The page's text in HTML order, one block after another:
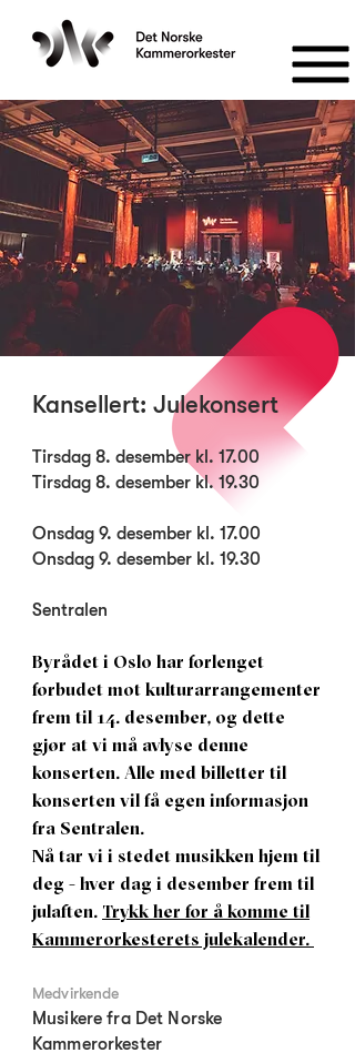
Kansellert: Julekonsert
Tirsdag 8. desember kl. 17.00
Tirsdag 8. desember kl. 19.30
Onsdag 9. desember kl. 17.00
Onsdag 9. desember kl. 19.30
Sentralen
Byrådet i Oslo har forlenget
forbudet mot kulturarrangementer
frem til 14. desember, og dette
gjør at vi må avlyse denne
konserten. Alle med billetter til
konserten vil få egen informasjon
fra Sentralen.
Nå tar vi i stedet musikken hjem til
deg - hver dag i desember frem til
julaften. Trykk her for å komme til
Kammerorkesterets julekalender.
Medvirkende
Musikere fra Det Norske
Kammerorkester